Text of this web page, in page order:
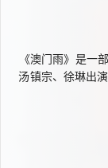
《澳门雨》是一
汤镇宗、徐琳出
上，通过唐家几
化。剧中以事业